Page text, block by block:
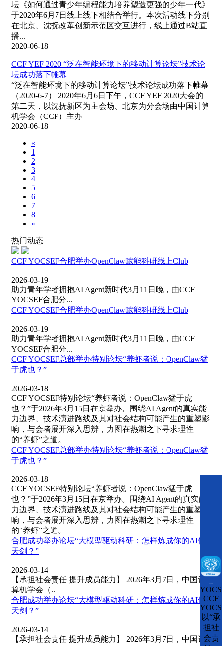
坛《如何通过青少年编程能力培养塑造更强的少年一代》
于2020年6月7日线上线下相结合举行。本次活动线下分别
在北京、沈抚改革创新示范区交互进行，线上通过B站直
播...
2020-06-18
CCF YEF 2020 “泛在智能环境下的移动计算论坛”技术论
坛成功落下帷幕
“泛在智能环境下的移动计算论坛”技术论坛成功落下帷幕
（2020-6-7） 2020年6月6日下午，CCF YEF 2020大会的
第二天，以沈抚新区为主会场、北京为分会场由中国计算
机学会（CCF）主办
2020-06-18
«
1
2
3
4
5
6
7
8
»
热门动态
CCF YOCSEF合肥举办OpenClaw赋能科研线上Club
2026-03-19
助力青年学者拥抱AI Agent新时代3月11日晚，由CCF
YOCSEF合肥分...
CCF YOCSEF合肥举办OpenClaw赋能科研线上Club
2026-03-19
助力青年学者拥抱AI Agent新时代3月11日晚，由CCF
YOCSEF合肥分...
CCF YOCSEF总部举办特别论坛“养虾者说：OpenClaw猛
于虎也？”
2026-03-18
CCF YOCSEF特别论坛“养虾者说：OpenClaw猛于虎
也？”于2026年3月15日在京举办。围绕AI Agent的真实能
力边界、技术演进路线及其对社会结构可能产生的重塑影
响，与会者展开深入思辨，力图在热潮之下寻求理性
的“养虾”之道。
CCF YOCSEF总部举办特别论坛“养虾者说：OpenClaw猛
于虎也？”
2026-03-18
CCF YOCSEF特别论坛“养虾者说：OpenClaw猛于虎
也？”于2026年3月15日在京举办。围绕AI Agent的真实能
力边界、技术演进路线及其对社会结构可能产生的重塑影
响，与会者展开深入思辨，力图在热潮之下寻求理性
的“养虾”之道。
合肥成功举办论坛“大模型驱动科研：怎样炼成你的AI倚
天剑？”
2026-03-14
【承担社会责任 提升成员能力】 2026年3月7日，中国计
算机学会（...
合肥成功举办论坛“大模型驱动科研：怎样炼成你的AI倚
天剑？”
2026-03-14
【承担社会责任 提升成员能力】 2026年3月7日，中国计
CCF
以“承
担社
会责